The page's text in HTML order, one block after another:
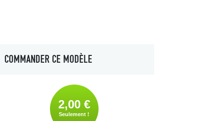
COMMANDER CE MODÈLE
2,00 €
Seulement !